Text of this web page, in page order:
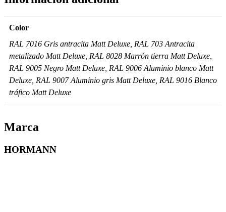
Color
RAL 7016 Gris antracita Matt Deluxe, RAL 703 Antracita
metalizado Matt Deluxe, RAL 8028 Marrón tierra Matt Deluxe,
RAL 9005 Negro Matt Deluxe, RAL 9006 Aluminio blanco Matt
Deluxe, RAL 9007 Aluminio gris Matt Deluxe, RAL 9016 Blanco
tráfico Matt Deluxe
Marca
HORMANN